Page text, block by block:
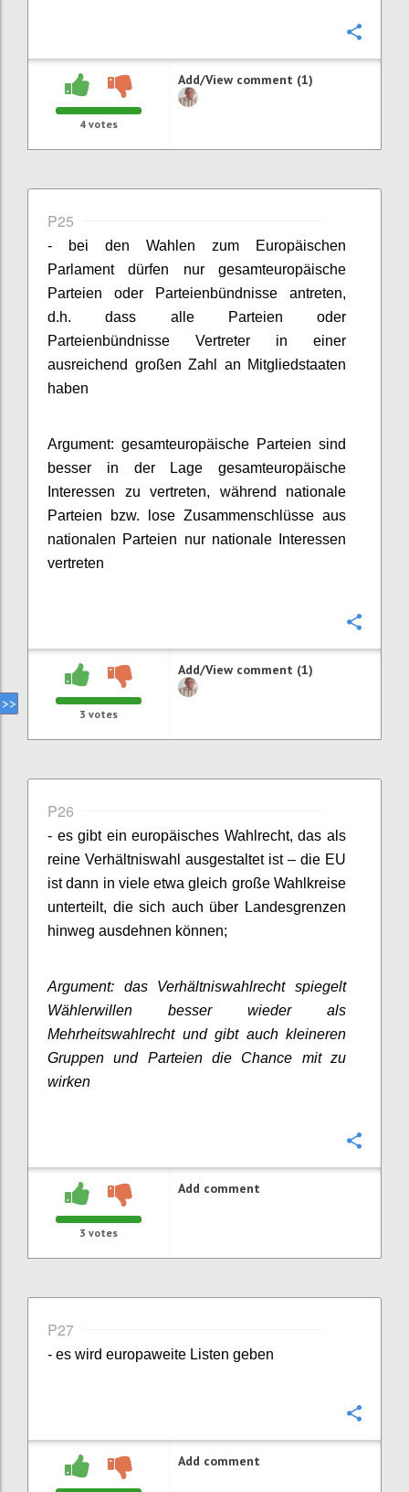
4 votes
Add/View comment (1)
P25
- bei den Wahlen zum Europäischen
Parlament dürfen nur gesamteuropäische
Parteien oder Parteienbündnisse antreten,
d.h. dass alle Parteien oder
Parteienbündnisse Vertreter in einer
ausreichend großen Zahl an Mitgliedstaaten
haben
Argument: gesamteuropäische Parteien sind
besser in der Lage gesamteuropäische
Interessen zu vertreten, während nationale
Parteien bzw. lose Zusammenschlüsse aus
nationalen Parteien nur nationale Interessen
vertreten
3 votes
Add/View comment (1)
P26
- es gibt ein europäisches Wahlrecht, das als
reine Verhältniswahl ausgestaltet ist – die EU
ist dann in viele etwa gleich große Wahlkreise
unterteilt, die sich auch über Landesgrenzen
hinweg ausdehnen können;
Argument: das Verhältniswahlrecht spiegelt
Wählerwillen besser wieder als
Mehrheitswahlrecht und gibt auch kleineren
Gruppen und Parteien die Chance mit zu
wirken
3 votes
Add comment
P27
- es wird europaweite Listen geben
Add comment